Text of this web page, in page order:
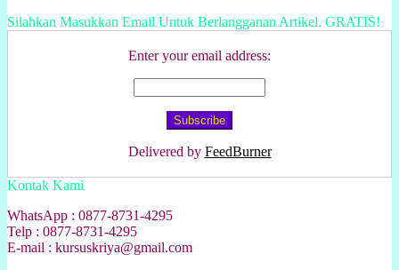
Silahkan Masukkan Email Untuk Berlangganan Artikel. GRATIS!
Enter your email address:
Delivered by FeedBurner
Kontak Kami
WhatsApp : 0877-8731-4295
Telp : 0877-8731-4295
E-mail : kursuskriya@gmail.com